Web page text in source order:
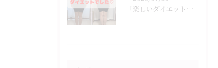
「楽しいダイエットでした♡」